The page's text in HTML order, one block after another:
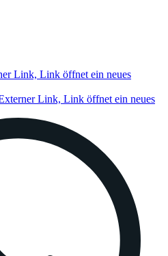
Link, Link öffnet ein neues
Link, Link öffnet ein neues